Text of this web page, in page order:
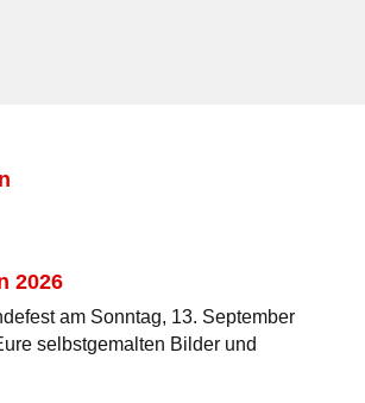
2026
am Sonntag, 13. September
selbstgemalten Bilder und